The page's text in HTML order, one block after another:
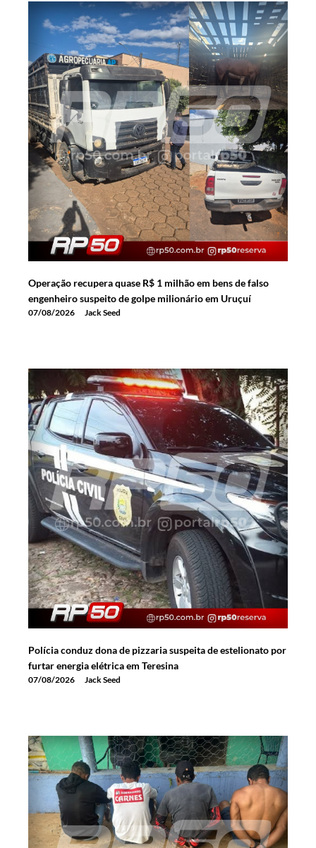
Operação recupera quase R$ 1 milhão em bens de falso
engenheiro suspeito de golpe milionário em Uruçuí
07/08/2026 Jack Seed
Polícia conduz dona de pizzaria suspeita de estelionato por
furtar energia elétrica em Teresina
07/08/2026 Jack Seed